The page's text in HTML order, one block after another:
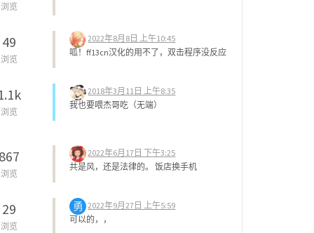
浏览
49
浏览
2022年8月8日 上午10:45
呱！ff13cn汉化的用不了，双击程序没反应
浏览
2018年3月11日 上午8:35
我也要喂杰哥吃（无端）
867
浏览
2022年6月17日 下午3:25
共是风，还是法律的。 饭店换手机
29
浏览
勇 2022年9月27日 上午5:59
可以的，，